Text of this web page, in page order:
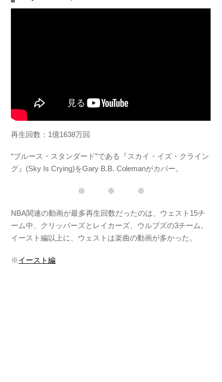
再生回数：1億1638万回
“ブルース・スタンダード”である『スカイ・イズ・クライン
グ』(Sky Is Crying)をGary B.B. Colemanがカバー。
※ ※ ※
NBA関連の動画が最多再生回数だったのは、ウェスト15チ
ーム中、クリッパーズとレイカーズ、ウルブズの3チーム。
イースト編以上に、ウェストは楽曲の動画が多かった。
※イースト編